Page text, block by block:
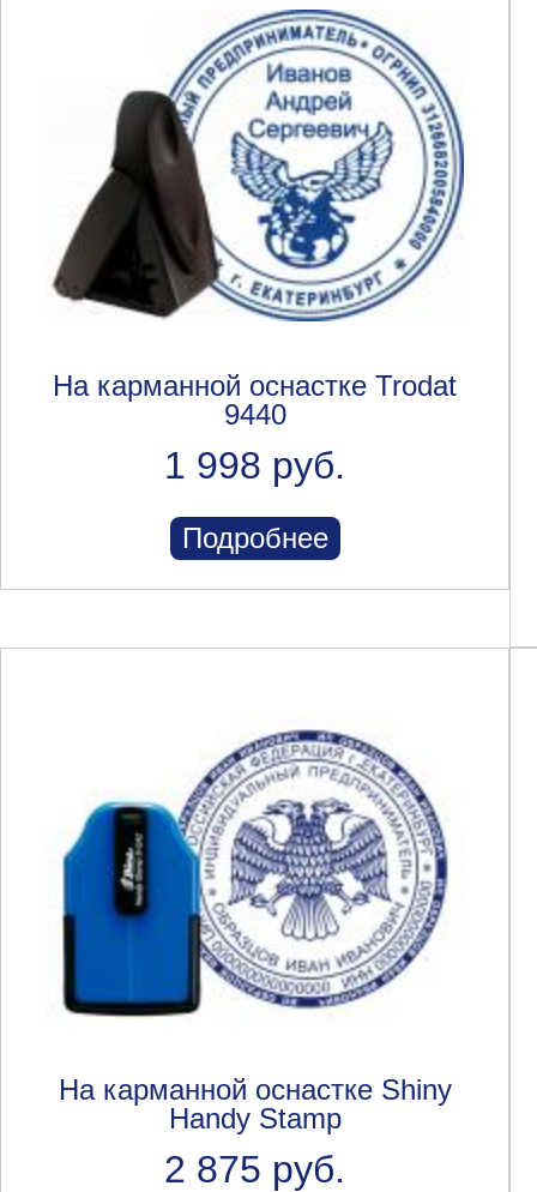
На карманной оснастке Trodat
9440
1 998 руб.
Подробнее
На карманной оснастке Shiny
Handy Stamp
2 875 руб.